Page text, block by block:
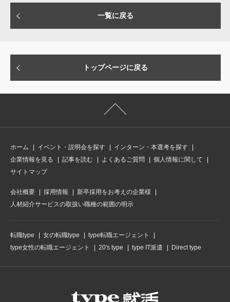
一覧に戻る
トップページに戻る
ホーム イベント・説明会を探す
インターン・本選考を探す
企業情報を見る
記事を読む よくあるご質問
個人情報に関して
サイトマップ
会社概要 採用情報
新卒採用をお考えの企業様
人材紹介サービスの取扱い職種の範囲の明示
転職type 女の転職type
type転職エージェント
type女性の転職エージェント
20's type type IT派遣 Direct type